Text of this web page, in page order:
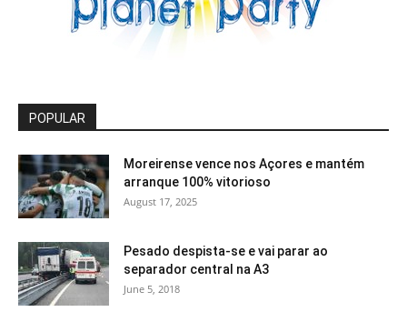
POPULAR
Moreirense vence nos Açores e mantém
arranque 100% vitorioso
August 17, 2025
Pesado despista-se e vai parar ao
separador central na A3
June 5, 2018